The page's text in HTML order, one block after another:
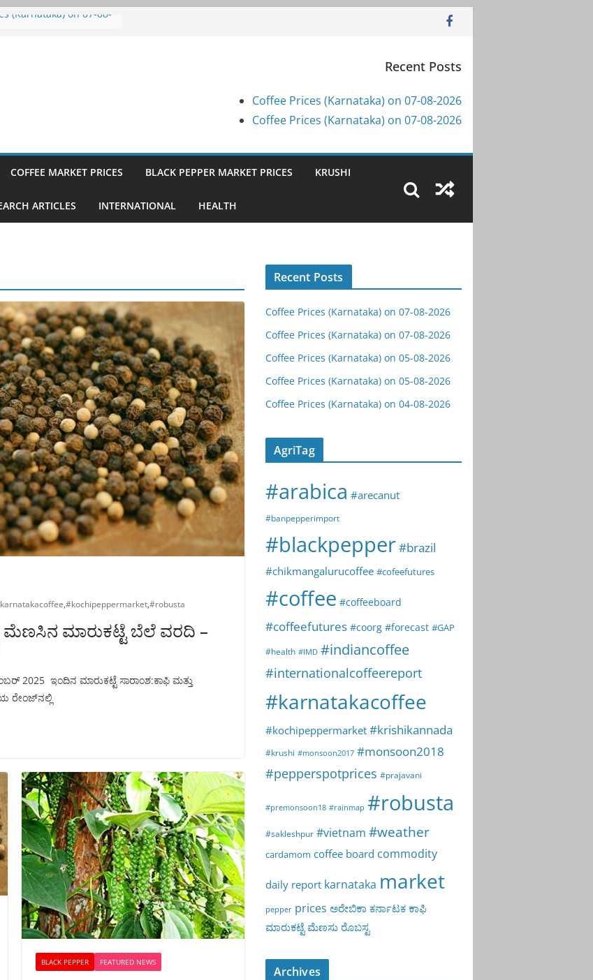
(Karnataka) on 07-08-
(Karnataka) on 05-08-
Recent Posts
Coffee Prices (Karnataka) on 07-08-2026
Coffee Prices (Karnataka) on 07-08-2026
COFFEE MARKET PRICES BLACK PEPPER MARKET PRICES KRUSHI
ARTICLES INTERNATIONAL HEALTH
,#kochipeppermarket,#robusta
ಮೆಣಸಿನ ಮಾರುಕಟ್ಟೆ ಬೆಲೆ ವರದಿ –
2025 ಇಂದಿನ ಮಾರುಕಟ್ಟೆ ಸಾರಾಂಶ:ಕಾಫಿ ಮತ್ತು
ರೇಂಜ್‌ನಲ್ಲಿ
BLACK PEPPER FEATURED NEWS
Recent Posts
Coffee Prices (Karnataka) on 07-08-2026
Coffee Prices (Karnataka) on 07-08-2026
Coffee Prices (Karnataka) on 05-08-2026
Coffee Prices (Karnataka) on 05-08-2026
Coffee Prices (Karnataka) on 04-08-2026
AgriTag
#arabica #arecanut
#banpepperimport
#blackpepper#brazil
#chikmangalurucoffee #cofeefutures
#coffee #coffeeboard
#coffeefutures #coorg #forecast #GAP
#health #IMD #indiancoffee
#internationalcoffeereport
#karnatakacoffee
#kochipeppermarket #krishikannada
#krushi #monsoon2017 #monsoon2018
#pepperspotprices #prajavani
#premonsoon18 #rainmap #robusta
#sakleshpur #vietnam #weather
cardamom coffee board commodity
daily report karnataka market
pepper prices ಅರೇಬಿಕಾ ಕರ್ನಾಟಕ ಕಾಫಿ
ಮಾರುಕಟ್ಟೆ ಮೆಣಸು ರೊಬಸ್ಟ
Archives